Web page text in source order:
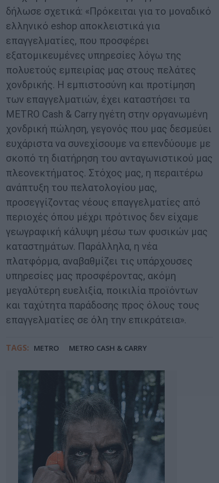
δήλωσε σχετικά: «Πρόκειται για το μοναδικό
ελληνικό eshop αποκλειστικά για
επαγγελματίες, που προσφέρει
εξατομικευμένες υπηρεσίες λόγω της
πολυετούς εμπειρίας μας στους πελάτες
χονδρικής. Η εμπιστοσύνη και προτίμηση
των επαγγελματιών, έχει καταστήσει τα
METRO Cash & Carry ηγέτη στην οργανωμένη
χονδρική πώληση, γεγονός που μας δεσμεύει
ευχάριστα να συνεχίσουμε να επενδύουμε με
σκοπό τη διατήρηση του ανταγωνιστικού μας
πλεονεκτήματος. Στόχος μας, η περαιτέρω
ανάπτυξη του πελατολογίου μας,
προσεγγίζοντας νέους επαγγελματίες από
περιοχές όπου μέχρι πρότινος δεν είχαμε
γεωγραφική κάλυψη μέσω των φυσικών μας
καταστημάτων. Παράλληλα, η νέα
πλατφόρμα, αναβαθμίζει τις υπάρχουσες
υπηρεσίες μας προσφέροντας, ακόμη
μεγαλύτερη ευελιξία, ποικιλία προϊόντων
και ταχύτητα παράδοσης προς όλους τους
επαγγελματίες σε όλη την επικράτεια».
TAGS: METRO METRO CASH & CARRY